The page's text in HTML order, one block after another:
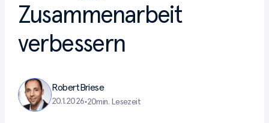
Zusammenarbeit
verbessern
Robert Briese
20.1.2026•20min. Lesezeit